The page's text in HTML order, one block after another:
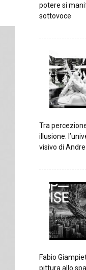
potere si
sottovoce
Tra
illusione:
visivo di
Fabio
pittura allo